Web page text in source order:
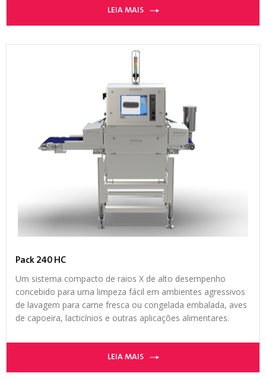
LEIA MAIS
Pack 240 HC
Um sistema compacto de raios X de alto desempenho
concebido para uma limpeza fácil em ambientes agressivos
de lavagem para carne fresca ou congelada embalada, aves
de capoeira, lacticínios e outras aplicações alimentares.
LEIA MAIS